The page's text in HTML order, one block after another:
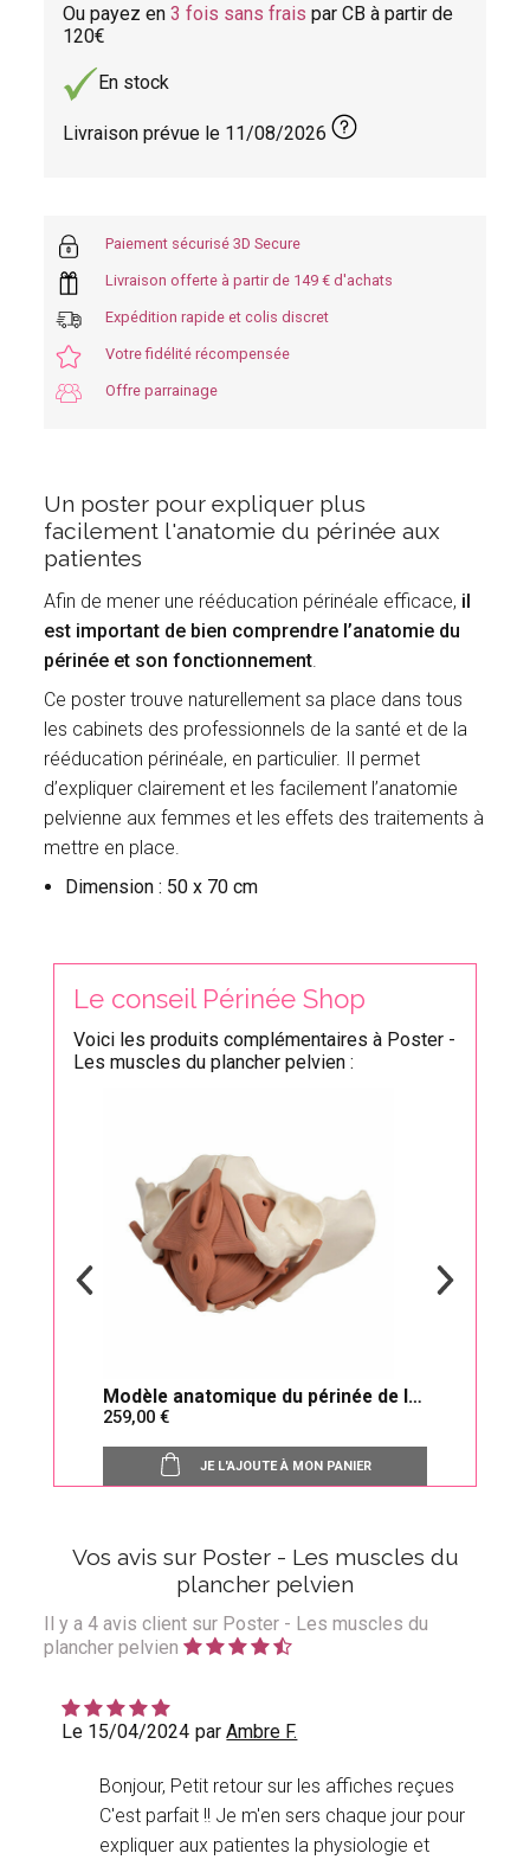
Ou payez en3 fois sans frais par CB à partir de
120
En stock
Livraison prévue le 11/08/2026
Paiement sécurisé 3D Secure
Livraison offerte à partir de 149 € d'achats
Expédition rapide et colis discret
Votre fidélité récompensée
Offre parrainage
Un poster pour expliquer plus
facilement l'anatomie du périnée aux
patientes
Afin de mener une rééducation périnéale efficace, il
est important de bien comprendre l’anatomie du
périnée et son fonctionnement.
Ce poster trouve naturellement sa place dans tous
les cabinets des professionnels de la santé et de la
rééducation périnéale, en particulier. Il permet
d’expliquer clairement et les facilement l’anatomie
pelvienne aux femmes et les effets des traitements à
mettre en place.
Dimension : 50 x 70 cm
Le conseil Périnée Shop
Voici les produits complémentaires à Poster -
Les muscles du plancher pelvien :
Modèle anatomique du périnée de la
femme en 12 éléments
259,00
JE L'AJOUTE À MON PANIER
Vos avis sur Poster - Les muscles du
plancher pelvien
Il y a4 avis client sur Poster - Les muscles du
plancher pelvien
Le 15/04/2024 parAmbre F.
Bonjour, Petit retour sur les affiches reçues
C'est parfait !! Je m'en sers chaque jour pour
expliquer aux patientes la physiologie et